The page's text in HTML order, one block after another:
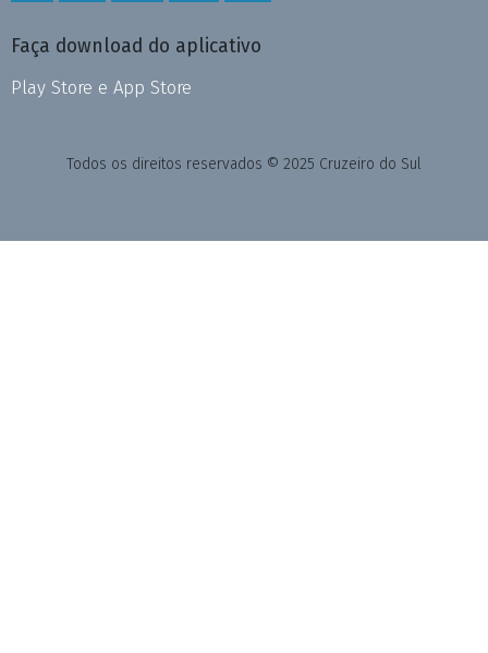
Faça download do aplicativo
Play Store e App Store
Todos os direitos reservados © 2025 Cruzeiro do Sul